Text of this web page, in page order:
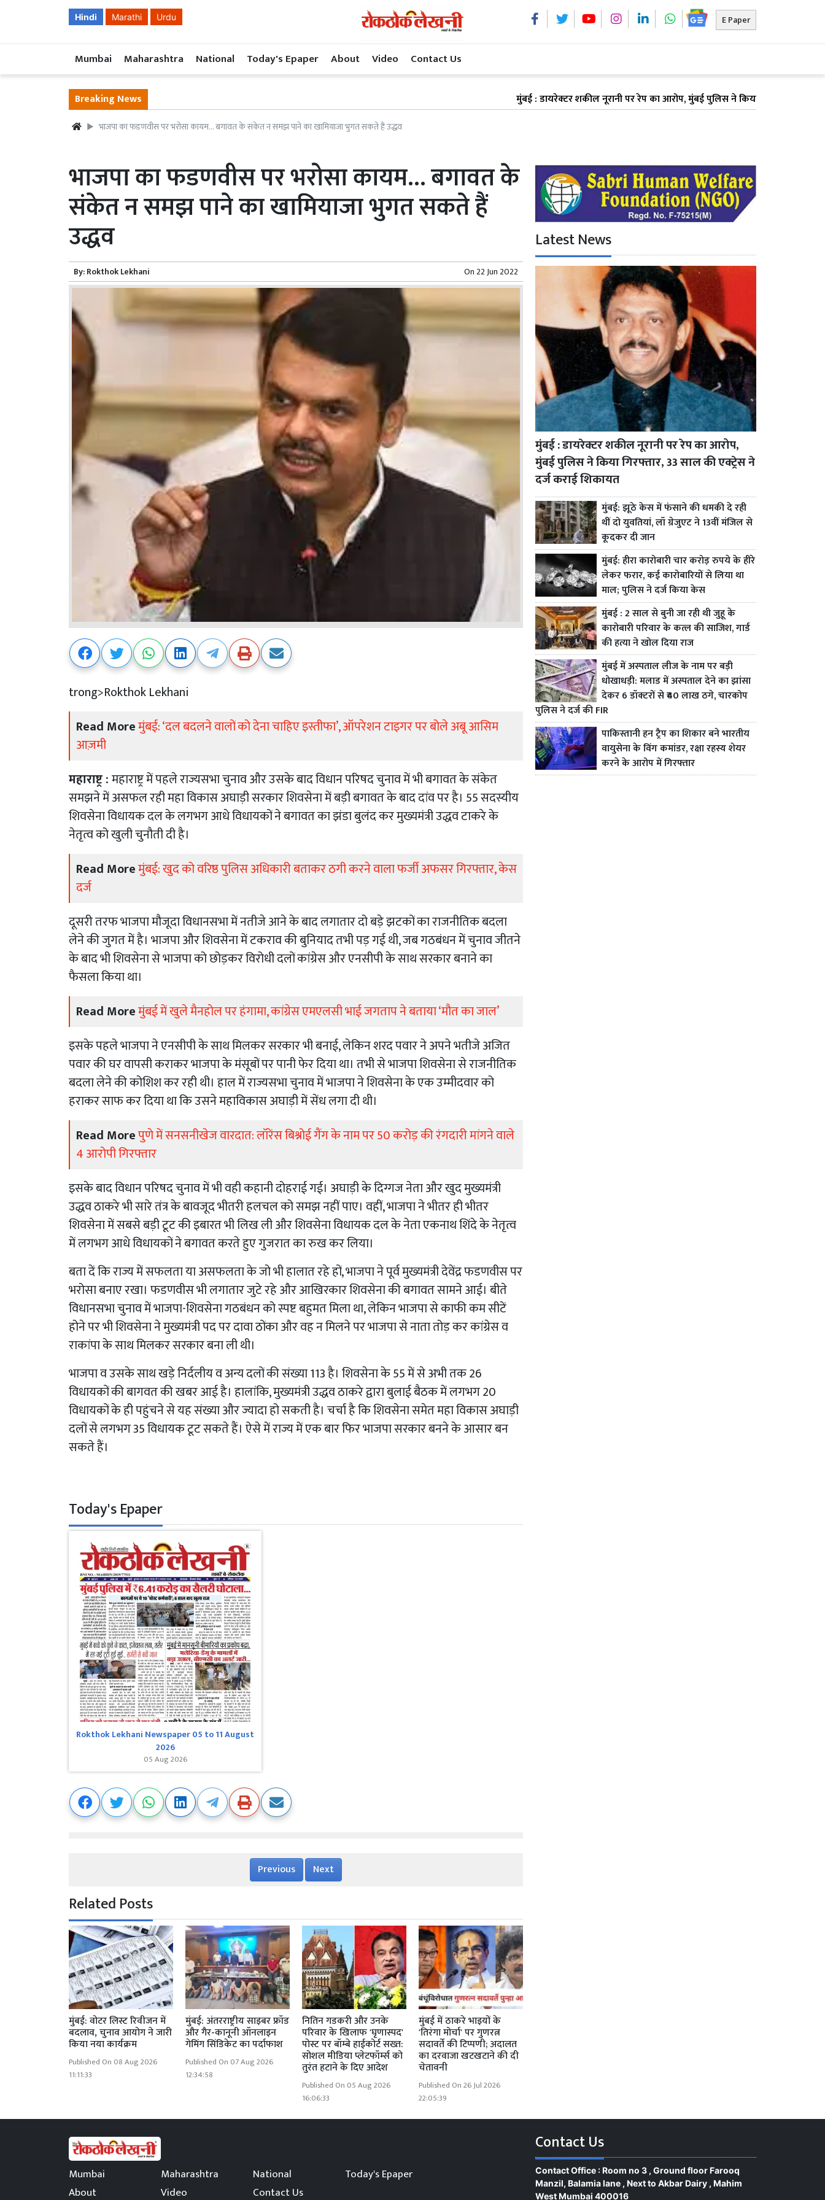
Hindi Marathi Urdu E Paper
Mumbai Maharashtra National Today's Epaper About Video Contact Us
Breaking News मुंबई : डायरेक्टर शकील नूरानी पर रेप का आरोप, मुंबई पुलिस ने किया गिरफ्तार, 33 साल की एक्ट्रेस
भाजपा का फडणवीस पर भरोसा कायम… बगावत के संकेत न समझ पाने का खामियाजा भुगत सकते हैं उद्धव
भाजपा का फडणवीस पर भरोसा कायम… बगावत के
संकेत न समझ पाने का खामियाजा भुगत सकते हैं
उद्धव
By:Rokthok Lekhani On22 Jun 2022
trong>Rokthok Lekhani
Read Moreमुंबई: ‘दल बदलने वालों को देना चाहिए इस्तीफा’, ऑपरेशन टाइगर पर बोले अबू आसिम
आज़मी
महाराष्ट्र :महाराष्ट्र में पहले राज्यसभा चुनाव और उसके बाद विधान परिषद चुनाव में भी बगावत के संकेत
समझने में असफल रही महा विकास अघाड़ी सरकार शिवसेना में बड़ी बगावत के बाद दांव पर है। 55 सदस्यीय
शिवसेना विधायक दल के लगभग आधे विधायकों ने बगावत का झंडा बुलंद कर मुख्यमंत्री उद्धव टाकरे के
नेतृत्व को खुली चुनौती दी है।
Read Moreमुंबई: खुद को वरिष्ठ पुलिस अधिकारी बताकर ठगी करने वाला फर्जी अफसर गिरफ्तार, केस
दर्ज
दूसरी तरफ भाजपा मौजूदा विधानसभा में नतीजे आने के बाद लगातार दो बड़े झटकों का राजनीतिक बदला
लेने की जुगत में है। भाजपा और शिवसेना में टकराव की बुनियाद तभी पड़ गई थी, जब गठबंधन में चुनाव जीतने
के बाद भी शिवसेना से भाजपा को छोड़कर विरोधी दलों कांग्रेस और एनसीपी के साथ सरकार बनाने का
फैसला किया था।
Read Moreमुंबई में खुले मैनहोल पर हंगामा, कांग्रेस एमएलसी भाई जगताप ने बताया ‘मौत का जाल’
इसके पहले भाजपा ने एनसीपी के साथ मिलकर सरकार भी बनाई, लेकिन शरद पवार ने अपने भतीजे अजित
पवार की घर वापसी कराकर भाजपा के मंसूबों पर पानी फेर दिया था। तभी से भाजपा शिवसेना से राजनीतिक
बदला लेने की कोशिश कर रही थी। हाल में राज्यसभा चुनाव में भाजपा ने शिवसेना के एक उम्मीदवार को
हराकर साफ कर दिया था कि उसने महाविकास अघाड़ी में सेंध लगा दी थी।
Read Moreपुणे में सनसनीखेज वारदात: लॉरेंस बिश्नोई गैंग के नाम पर 50 करोड़ की रंगदारी मांगने वाले
4 आरोपी गिरफ्तार
इसके बाद विधान परिषद चुनाव में भी वही कहानी दोहराई गई। अघाड़ी के दिग्गज नेता और खुद मुख्यमंत्री
उद्धव ठाकरे भी सारे तंत्र के बावजूद भीतरी हलचल को समझ नहीं पाए। वहीं, भाजपा ने भीतर ही भीतर
शिवसेना में सबसे बड़ी टूट की इबारत भी लिख ली और शिवसेना विधायक दल के नेता एकनाथ शिंदे के नेतृत्व
में लगभग आधे विधायकों ने बगावत करते हुए गुजरात का रुख कर लिया।
बता दें कि राज्य में सफलता या असफलता के जो भी हालात रहे हों, भाजपा ने पूर्व मुख्यमंत्री देवेंद्र फडणवीस पर
भरोसा बनाए रखा। फडणवीस भी लगातार जुटे रहे और आखिरकार शिवसेना की बगावत सामने आई। बीते
विधानसभा चुनाव में भाजपा-शिवसेना गठबंधन को स्पष्ट बहुमत मिला था, लेकिन भाजपा से काफी कम सीटें
होने पर भी शिवसेना ने मुख्यमंत्री पद पर दावा ठोंका और वह न मिलने पर भाजपा से नाता तोड़ कर कांग्रेस व
राकांपा के साथ मिलकर सरकार बना ली थी।
भाजपा व उसके साथ खड़े निर्दलीय व अन्य दलों की संख्या 113 है। शिवसेना के 55 में से अभी तक 26
विधायकों की बागवत की खबर आई है। हालांकि, मुख्यमंत्री उद्धव ठाकरे द्वारा बुलाई बैठक में लगभग 20
विधायकों के ही पहुंचने से यह संख्या और ज्यादा हो सकती है। चर्चा है कि शिवसेना समेत महा विकास अघाड़ी
दलों से लगभग 35 विधायक टूट सकते हैं। ऐसे में राज्य में एक बार फिर भाजपा सरकार बनने के आसार बन
सकते हैं।
Today's Epaper
Rokthok Lekhani Newspaper 05 to 11 August
2026
05 Aug 2026
Previous Next
Related Posts
मुंबई: वोटर लिस्ट रिवीजन में
बदलाव, चुनाव आयोग ने जारी
किया नया कार्यक्रम
Published On 08 Aug 2026
11:11:33
मुंबई: अंतरराष्ट्रीय साइबर फ्रॉड
और गैर-कानूनी ऑनलाइन
गेमिंग सिंडिकेट का पर्दाफाश
Published On 07 Aug 2026
12:34:58
नितिन गडकरी और उनके
परिवार के खिलाफ 'घृणास्पद'
पोस्ट पर बॉम्बे हाईकोर्ट सख्त:
सोशल मीडिया प्लेटफॉर्म्स को
तुरंत हटाने के दिए आदेश
Published On 05 Aug 2026
16:06:33
मुंबई में ठाकरे भाइयों के
'तिरंगा मोर्चा' पर गुणरत्न
सदावर्ते की टिप्पणी; अदालत
का दरवाजा खटखटाने की दी
चेतावनी
Published On 26 Jul 2026
22:05:39
Latest News
मुंबई : डायरेक्टर शकील नूरानी पर रेप का आरोप,
मुंबई पुलिस ने किया गिरफ्तार, 33 साल की एक्ट्रेस ने
दर्ज कराई शिकायत
मुंबई: झूठे केस में फंसाने की धमकी दे रही
थीं दो युवतियां, लॉ ग्रेजुएट ने 13वीं मंजिल से
कूदकर दी जान
मुंबई: हीरा कारोबारी चार करोड़ रुपये के हीरे
लेकर फरार, कई कारोबारियों से लिया था
माल; पुलिस ने दर्ज किया केस
मुंबई : 2 साल से बुनी जा रही थी जुहू के
कारोबारी परिवार के कत्ल की साजिश, गार्ड
की हत्या ने खोल दिया राज
मुंबई में अस्पताल लीज के नाम पर बड़ी
धोखाधड़ी: मलाड में अस्पताल देने का झांसा
देकर 6 डॉक्टरों से ₹40 लाख ठगे, चारकोप
पुलिस ने दर्ज की FIR
पाकिस्तानी हन ट्रैप का शिकार बने भारतीय
वायुसेना के विंग कमांडर, रक्षा रहस्य शेयर
करने के आरोप में गिरफ्तार
Mumbai Maharashtra National
Today's Epaper
About
Video Contact Us
Contact Us
Contact Office : Room no 3 , Ground floor Farooq
Manzil, Balamia lane , Next to Akbar Dairy , Mahim
West Mumbai 400016